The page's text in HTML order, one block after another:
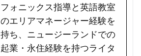
フォニックス指導と英語教室
のエリアマネージャー経験を
持ち、ニュージーランドでの
起業・永住経験を持つライタ